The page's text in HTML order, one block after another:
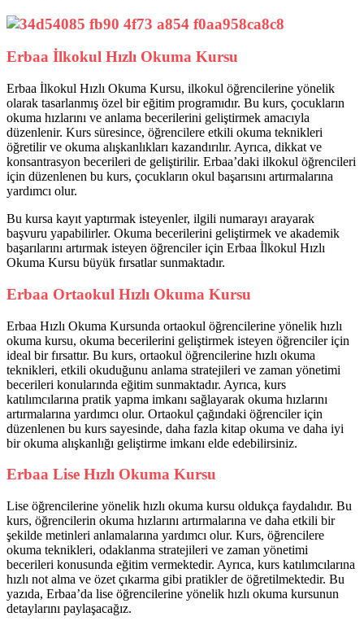
Erbaa İlkokul Hızlı Okuma Kursu
Erbaa İlkokul Hızlı Okuma Kursu, ilkokul öğrencilerine yönelik
olarak tasarlanmış özel bir eğitim programıdır. Bu kurs, çocukların
okuma hızlarını ve anlama becerilerini geliştirmek amacıyla
düzenlenir. Kurs süresince, öğrencilere etkili okuma teknikleri
öğretilir ve okuma alışkanlıkları kazandırılır. Ayrıca, dikkat ve
konsantrasyon becerileri de geliştirilir. Erbaa’daki ilkokul öğrencileri
için düzenlenen bu kurs, çocukların okul başarısını artırmalarına
yardımcı olur.
Bu kursa kayıt yaptırmak isteyenler, ilgili numarayı arayarak
başvuru yapabilirler. Okuma becerilerini geliştirmek ve akademik
başarılarını artırmak isteyen öğrenciler için Erbaa İlkokul Hızlı
Okuma Kursu büyük fırsatlar sunmaktadır.
Erbaa Ortaokul Hızlı Okuma Kursu
Erbaa Hızlı Okuma Kursunda ortaokul öğrencilerine yönelik hızlı
okuma kursu, okuma becerilerini geliştirmek isteyen öğrenciler için
ideal bir fırsattır. Bu kurs, ortaokul öğrencilerine hızlı okuma
teknikleri, etkili okuduğunu anlama stratejileri ve zaman yönetimi
becerileri konularında eğitim sunmaktadır. Ayrıca, kurs
katılımcılarına pratik yapma imkanı sağlayarak okuma hızlarını
artırmalarına yardımcı olur. Ortaokul çağındaki öğrenciler için
düzenlenen bu kurs sayesinde, daha fazla kitap okuma ve daha iyi
bir okuma alışkanlığı geliştirme imkanı elde edebilirsiniz.
Erbaa Lise Hızlı Okuma Kursu
Lise öğrencilerine yönelik hızlı okuma kursu oldukça faydalıdır. Bu
kurs, öğrencilerin okuma hızlarını artırmalarına ve daha etkili bir
şekilde metinleri anlamalarına yardımcı olur. Kurs, öğrencilere
okuma teknikleri, odaklanma stratejileri ve zaman yönetimi
becerileri konusunda eğitim vermektedir. Ayrıca, kurs katılımcılarına
hızlı not alma ve özet çıkarma gibi pratikler de öğretilmektedir. Bu
yazıda, Erbaa’da lise öğrencilerine yönelik hızlı okuma kursunun
detaylarını paylaşacağız.